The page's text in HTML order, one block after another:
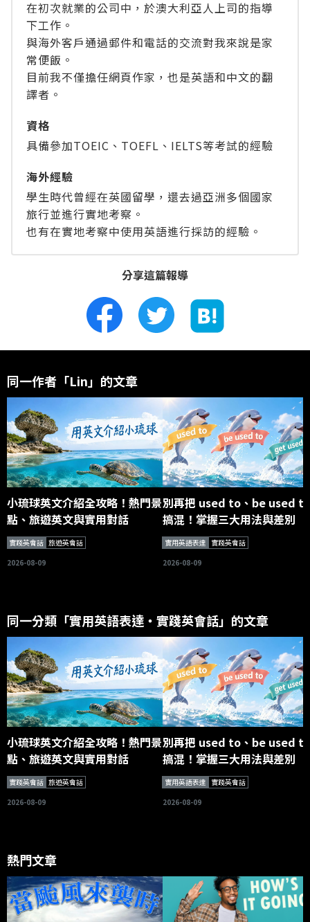
在初次就業的公司中，於澳大利亞人上司的指導
下工作。
與海外客戶通過郵件和電話的交流對我來說是家
常便飯。
目前我不僅擔任網頁作家，也是英語和中文的翻
譯者。
資格
具備參加TOEIC、TOEFL、IELTS等考試的經驗
海外經驗
學生時代曾經在英國留學，還去過亞洲多個國家
旅行並進行實地考察。
也有在實地考察中使用英語進行採訪的經驗。
分享這篇報導
同一作者「Lin」的文章
小琉球英文介紹全攻略！熱門景
點、旅遊英文與實用對話
實踐英會話 旅遊英會話
2026-08-09
別再把 used to、be used to
搞混！掌握三大用法與差別
實用英語表達 實踐英會話
2026-08-09
同一分類「實用英語表達・實踐英會話」的文章
小琉球英文介紹全攻略！熱門景
點、旅遊英文與實用對話
實踐英會話 旅遊英會話
2026-08-09
別再把 used to、be used to
搞混！掌握三大用法與差別
實用英語表達 實踐英會話
2026-08-09
熱門文章